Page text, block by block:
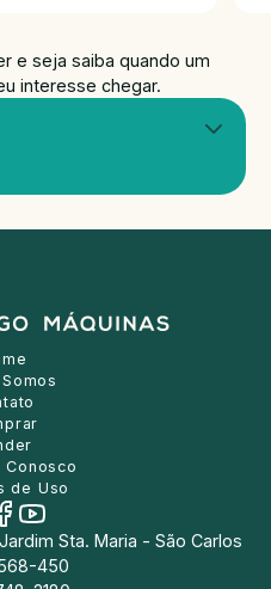
e seja saiba quando um
interesse chegar.
Conosco
de Uso
Sta. Maria - São Carlos
450